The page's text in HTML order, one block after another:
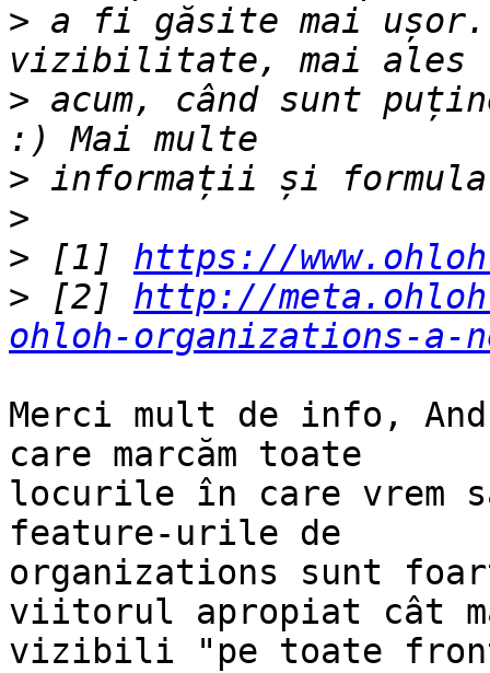
> a fi găsite mai
> acum, când sunt
>
>
> [1] https://
> [2] http://
ohloh-organizations-a-
Merci mult de info,
care marcăm toate
locurile în care vrem
feature-urile de
organizations sunt
viitorul apropiat cât
vizibili "pe toate